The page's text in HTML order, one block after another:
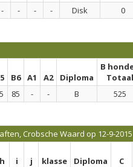
- - - - Disk 0
B6 A1 A2 Diploma
B
Totaal
85 - - B 525
Crobsche Waard op 12-9-2015
h i j klasse Diploma
C